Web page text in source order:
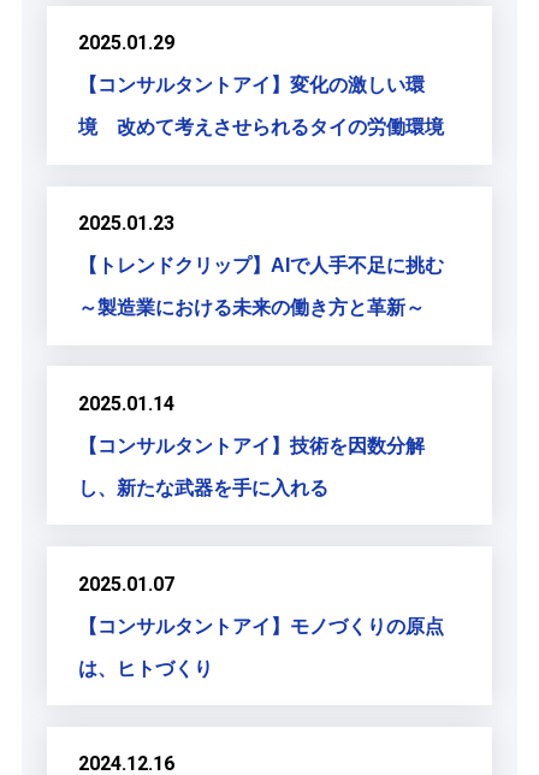
2025.01.29
【コンサルタントアイ】変化の激しい環
境 改めて考えさせられるタイの労働環境
2025.01.23
【トレンドクリップ】AIで人手不足に挑む
～製造業における未来の働き方と革新～
2025.01.14
【コンサルタントアイ】技術を因数分解
し、新たな武器を手に入れる
2025.01.07
【コンサルタントアイ】モノづくりの原点
は、ヒトづくり
2024.12.16